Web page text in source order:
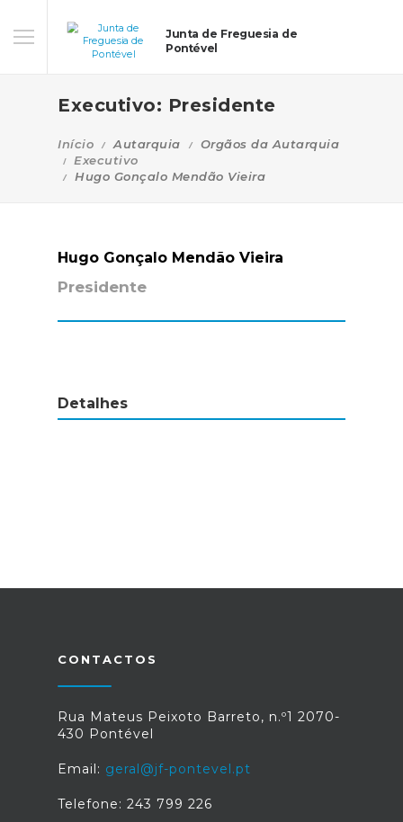
Junta de Freguesia de
Pontével
Executivo: Presidente
Início Autarquia
Orgãos da Autarquia
Executivo
Hugo Gonçalo Mendão Vieira
Hugo Gonçalo Mendão Vieira
Presidente
Detalhes
CONTACTOS
Rua Mateus Peixoto Barreto, n.º1 2070-
430 Pontével
Email: geral@jf-pontevel.pt
Telefone: 243 799 226